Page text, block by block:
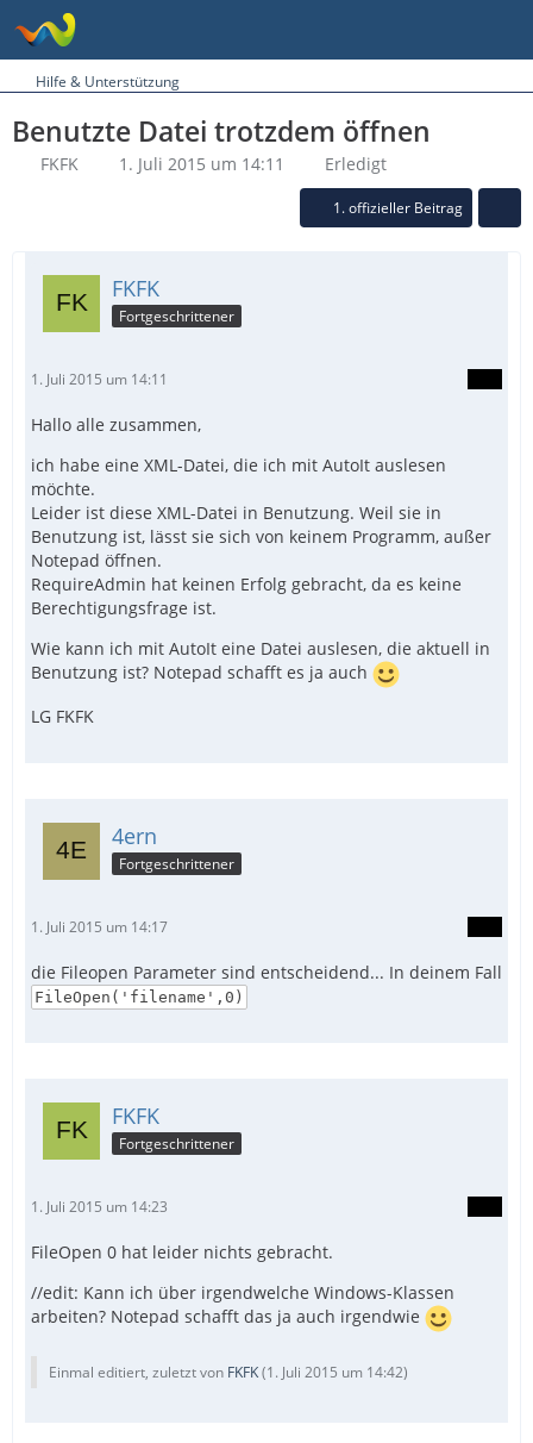
Hilfe & Unterstützung
Benutzte Datei trotzdem öffnen
FKFK 1. Juli 2015 um 14:11 Erledigt
1. offizieller Beitrag
FKFK
Fortgeschrittener
1. Juli 2015 um 14:11
Hallo alle zusammen,
ich habe eine XML-Datei, die ich mit AutoIt auslesen
möchte.
Leider ist diese XML-Datei in Benutzung. Weil sie in
Benutzung ist, lässt sie sich von keinem Programm, außer
Notepad öffnen.
RequireAdmin hat keinen Erfolg gebracht, da es keine
Berechtigungsfrage ist.
Wie kann ich mit AutoIt eine Datei auslesen, die aktuell in
Benutzung ist? Notepad schafft es ja auch
LG FKFK
4ern
Fortgeschrittener
1. Juli 2015 um 14:17
die Fileopen Parameter sind entscheidend... In deinem Fall
FileOpen('filename',0)
FKFK
Fortgeschrittener
1. Juli 2015 um 14:23
FileOpen 0 hat leider nichts gebracht.
//edit: Kann ich über irgendwelche Windows-Klassen
arbeiten? Notepad schafft das ja auch irgendwie
Einmal editiert, zuletzt von FKFK(1. Juli 2015 um 14:42)